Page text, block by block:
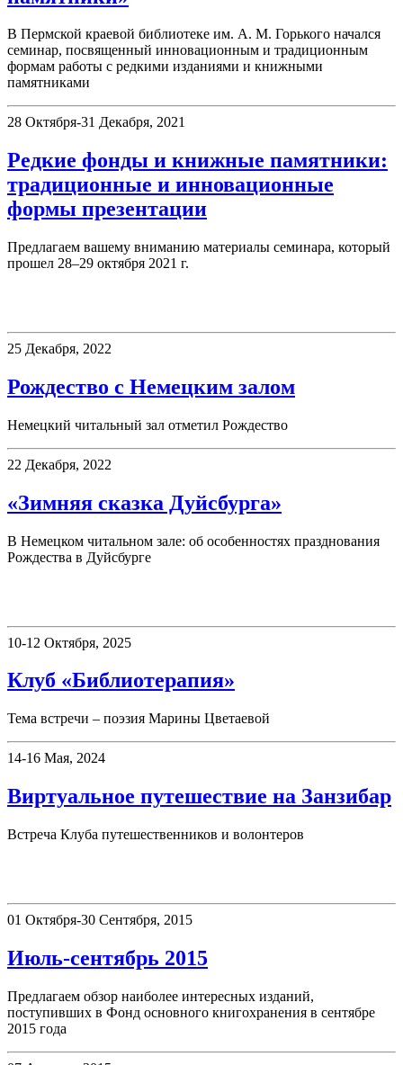
В Пермской краевой библиотеке им. А. М. Горького начался
семинар, посвященный инновационным и традиционным
формам работы с редкими изданиями и книжными
памятниками
28 Октября-31 Декабря, 2021
Редкие фонды и книжные памятники:
традиционные и инновационные
формы презентации
Предлагаем вашему вниманию материалы семинара, который
прошел 28–29 октября 2021 г.
25 Декабря, 2022
Рождество с Немецким залом
Немецкий читальный зал отметил Рождество
22 Декабря, 2022
«Зимняя сказка Дуйсбурга»
В Немецком читальном зале: об особенностях празднования
Рождества в Дуйсбурге
10-12 Октября, 2025
Клуб «Библиотерапия»
Тема встречи – поэзия Марины Цветаевой
14-16 Мая, 2024
Виртуальное путешествие на Занзибар
Встреча Клуба путешественников и волонтеров
01 Октября-30 Сентября, 2015
Июль-сентябрь 2015
Предлагаем обзор наиболее интересных изданий,
поступивших в Фонд основного книгохранения в сентябре
2015 года